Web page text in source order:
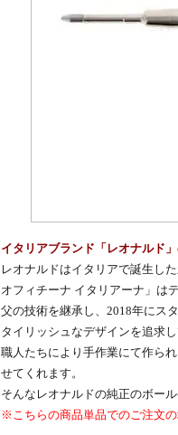
イタリアブランド「レオナルド
レオナルドはイタリアで誕生し
オフィチーナ イタリアーナ」は
父の技術を継承し、2018年にス
タイリッシュなデザインを追求
職人たちにより手作業にて作ら
せてくれます。
そんなレオナルドの純正のボー
※こちらの商品単品でのご注文